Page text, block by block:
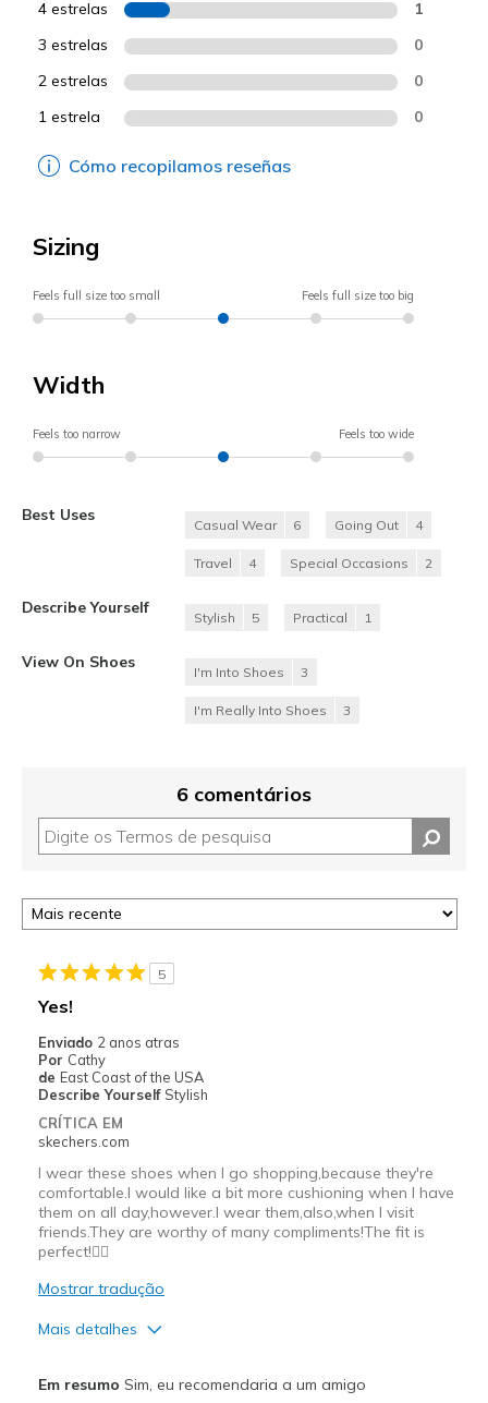
4 estrelas 1
3 estrelas 0
2 estrelas 0
1 estrela 0
Cómo recopilamos reseñas
Sizing
Feels full size too small Feels full size too big
Width
Feels too narrow Feels too wide
Best Uses
Casual Wear 6 Going Out 4
Travel 4 Special Occasions 2
Describe Yourself
Stylish 5 Practical 1
View On Shoes
I'm Into Shoes 3
I'm Really Into Shoes 3
6 comentários
5
Yes!
Enviado 2 anos atras
Por Cathy
de East Coast of the USA
Describe Yourself Stylish
CRÍTICA EM
skechers.com
I wear these shoes when I go shopping,because they're
comfortable.I would like a bit more cushioning when I have
them on all day,however.I wear them,also,when I visit
friends.They are worthy of many compliments!The fit is
perfect!👍🏼
Mostrar tradução
Mais detalhes
Em resumo Sim, eu recomendaria a um amigo